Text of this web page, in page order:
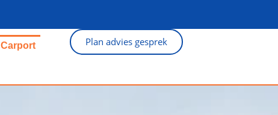
Carport Plan advies gesprek